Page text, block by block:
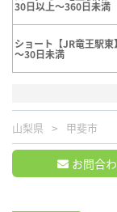
30日以上～360日未満
ショート【JR竜王駅東】
～30日未満
山梨県 甲斐市
お問合